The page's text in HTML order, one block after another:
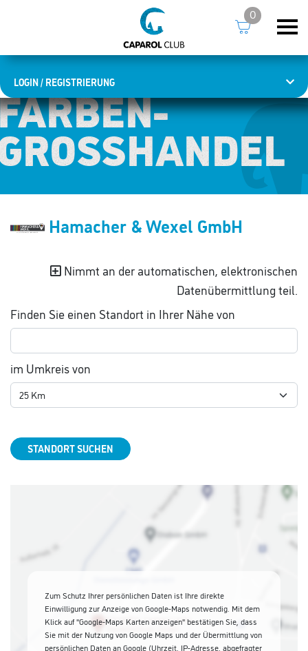
LOGIN / REGISTRIERUNG
0
Hamacher & Wexel GmbH
Nimmt an der automatischen, elektronischen
Datenübermittlung teil.
Finden Sie einen Standort in Ihrer Nähe von
im Umkreis von
STANDORT SUCHEN
Zum Schutz Ihrer persönlichen Daten ist Ihre direkte
Einwilligung zur Anzeige von Google-Maps notwendig. Mit dem
Klick auf "Google-Maps Karten anzeigen" bestätigen Sie, dass
Sie mit der Nutzung von Google Maps und der Übermittlung von
persönlichen Daten an Google (Uhrzeit, IP-Adresse, abgefragter